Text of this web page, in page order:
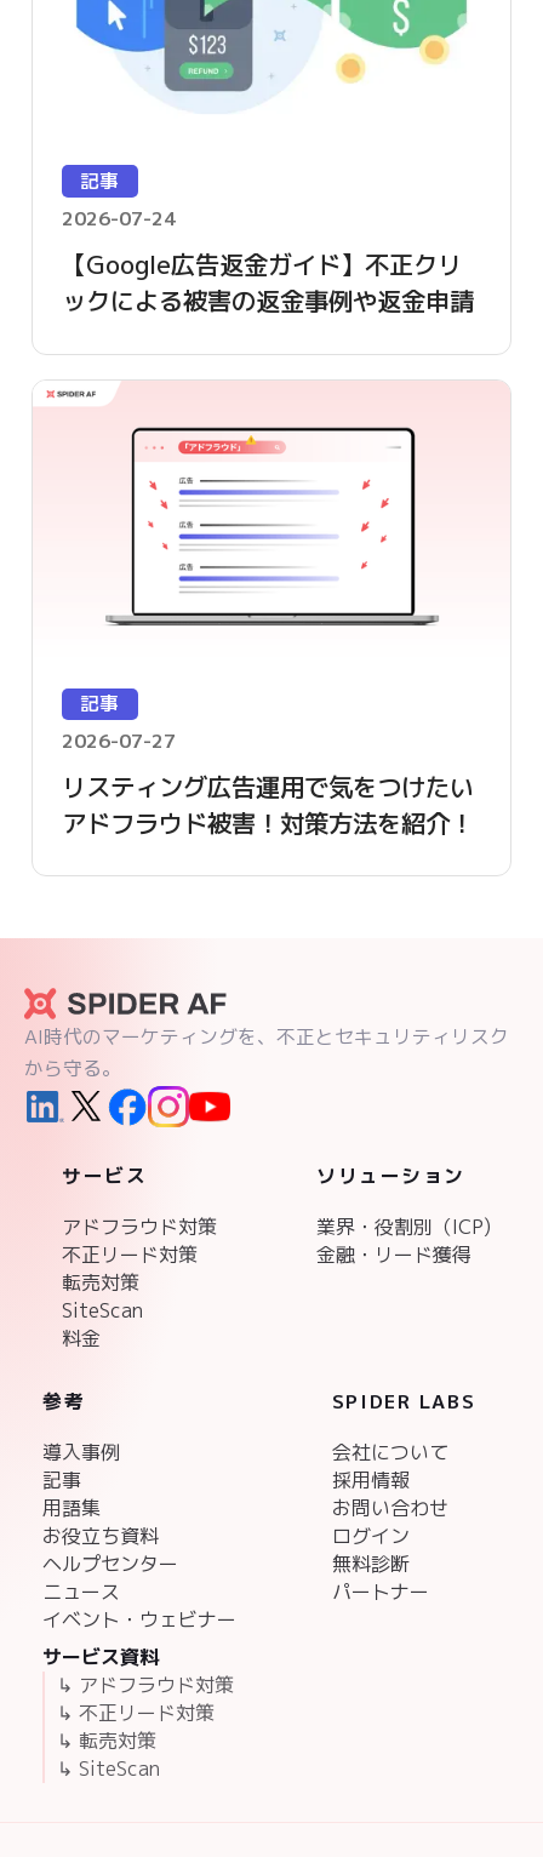
記事
2026-07-24
【Google広告返金ガイド】不正クリ
ックによる被害の返金事例や返金申請
記事
2026-07-27
リスティング広告運用で気をつけたい
アドフラウド被害！対策方法を紹介！
AI時代のマーケティングを、不正とセキュリティリスク
から守る。
サービス
アドフラウド対策
不正リード対策
転売対策
SiteScan
料金
ソリューション
業界・役割別（ICP)
金融・リード獲得
参考
導入事例
記事
用語集
お役立ち資料
ヘルプセンター
ニュース
イベント・ウェビナー
サービス資料
↳ アドフラウド対策
↳ 不正リード対策
↳ 転売対策
↳ SiteScan
SPIDER LABS
会社について
採用情報
お問い合わせ
ログイン
無料診断
パートナー